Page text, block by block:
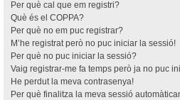
Per què cal que em registri?
Què és el COPPA?
Per què no em puc registrar?
M’he registrat però no puc iniciar la sessió!
Per què no puc iniciar la sessió?
Vaig registrar-me fa temps però ja no puc
He perdut la meva contrasenya!
Per què finalitza la meva sessió